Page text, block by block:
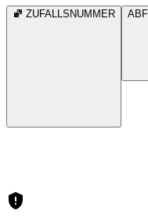
ZUFALLSNUMMER